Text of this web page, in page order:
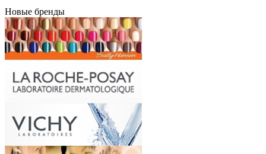
Новые бренды